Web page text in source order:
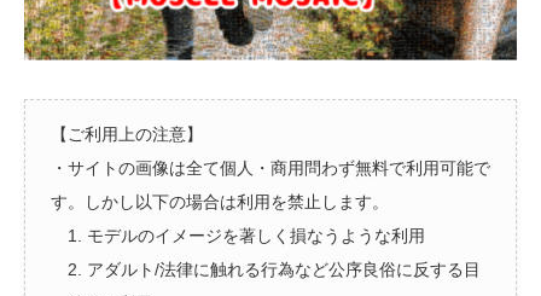
【ご利用上の注意】
・サイトの画像は全て個人・商用問わず無料で利用可能で
す。しかし以下の場合は利用を禁止します。
1. モデルのイメージを著しく損なうような利用
2. アダルト/法律に触れる行為など公序良俗に反する目